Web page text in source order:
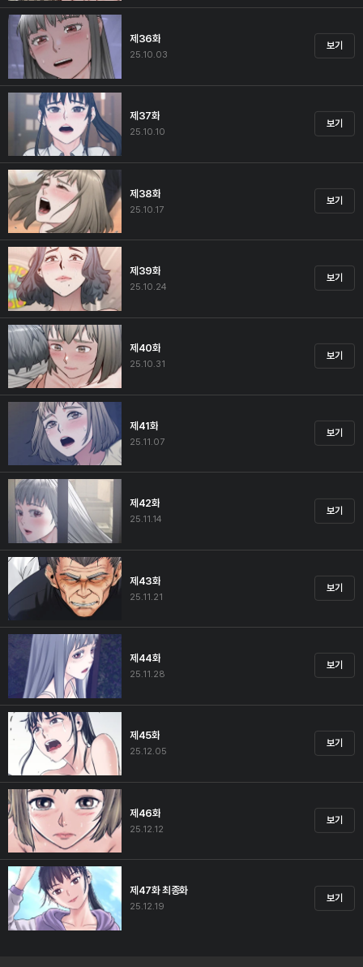
제36화
25.10.03
보기
제37화
25.10.10
보기
제38화
25.10.17
보기
제39화
25.10.24
보기
제40화
25.10.31
보기
제41화
25.11.07
보기
제42화
25.11.14
보기
제43화
25.11.21
보기
제44화
25.11.28
보기
제45화
25.12.05
보기
제46화
25.12.12
보기
제47화 최종화
25.12.19
보기